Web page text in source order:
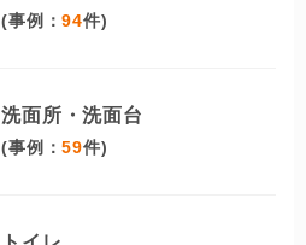
(事例：94件)
洗面所・洗面台
(事例：59件)